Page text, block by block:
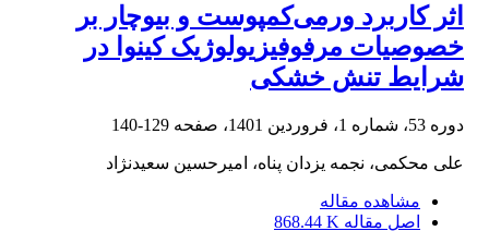
اثر کاربرد ورمی‌کمپوست و بیوچار بر
خصوصیات مرفوفیزیولوژیک کینوا در
شرایط تنش خشکی
دوره 53، شماره 1، فروردین 1401، صفحه 129-140
علی محکمی، نجمه یزدان پناه، امیرحسین سعیدنژاد
مشاهده مقاله
اصل مقاله 868.44 K